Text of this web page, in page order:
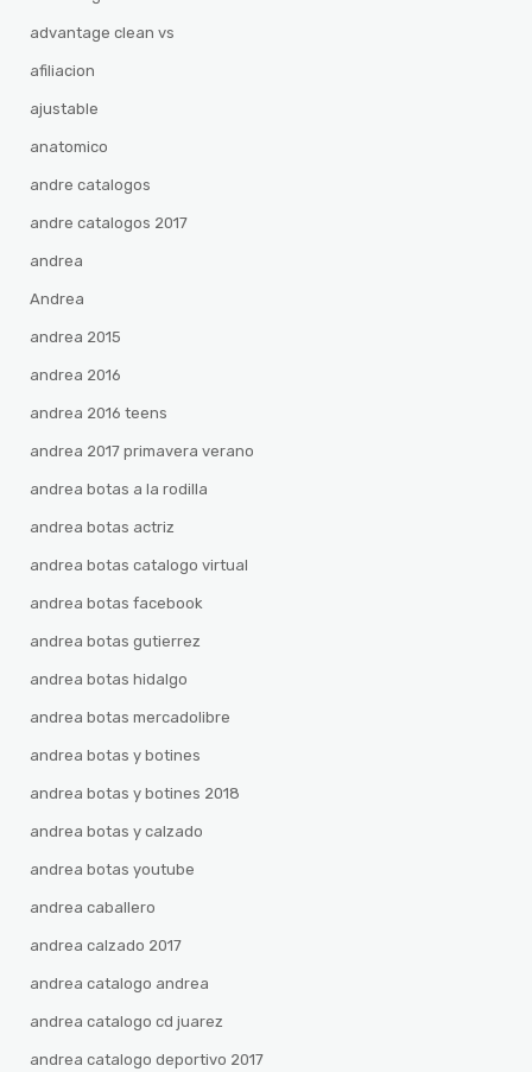
advantage clean vs
afiliacion
ajustable
anatomico
andre catalogos
andre catalogos 2017
andrea
Andrea
andrea 2015
andrea 2016
andrea 2016 teens
andrea 2017 primavera verano
andrea botas a la rodilla
andrea botas actriz
andrea botas catalogo virtual
andrea botas facebook
andrea botas gutierrez
andrea botas hidalgo
andrea botas mercadolibre
andrea botas y botines
andrea botas y botines 2018
andrea botas y calzado
andrea botas youtube
andrea caballero
andrea calzado 2017
andrea catalogo andrea
andrea catalogo cd juarez
andrea catalogo deportivo 2017